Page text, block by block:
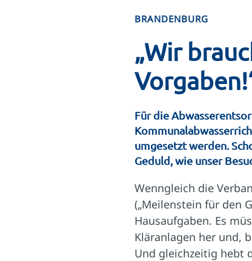
BRANDENBURG
„Wir
Für die
umgesetzt werden.
Geduld, wie unser
Wenngleich die
(„Meilenstein für den
Hausaufgaben. Es
Kläranlagen her und,
Und gleichzeitig hebt